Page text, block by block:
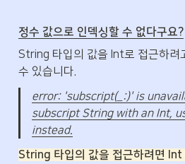
정수 값으로 인덱싱할 수 없다구요?
String 타입의 값을 Int로 접근하려
수 있습니다.
error: 'subscript(_:)' is
subscript String with an Int,
instead.
String 타입의 값을 접근하려면 Int